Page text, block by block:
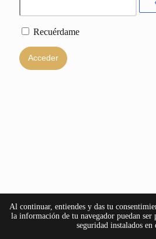
Recuérdame
Al continuar, entiendes y das tu
la información de tu navegador puedan ser
seguridad instalados en